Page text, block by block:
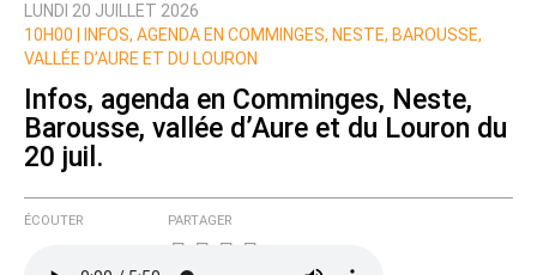
LUNDI 20 JUILLET 2026
10H00 |
INFOS, AGENDA EN COMMINGES, NESTE, BAROUSSE,
VALLÉE D’AURE ET DU LOURON
Infos, agenda en Comminges, Neste,
Barousse, vallée d’Aure et du Louron du
20 juil.
ÉCOUTER PARTAGER